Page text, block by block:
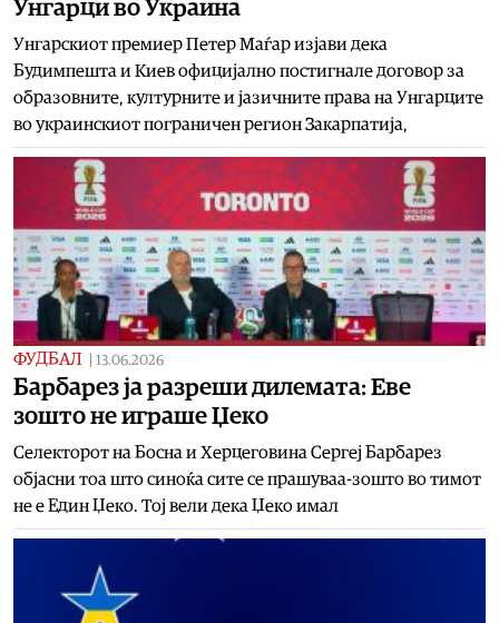
Унгарци во Украина
Унгарскиот премиер Петер Маѓар изјави дека
Будимпешта и Киев официјално постигнале договор за
образовните, културните и јазичните права на Унгарците
во украинскиот пограничен регион Закарпатија,
ФУДБАЛ 13.06.2026
Барбарез ја разреши дилемата: Еве
зошто не играше Џеко
Селекторот на Босна и Херцеговина Сергеј Барбарез
објасни тоа што синоќа сите се прашуваа-зошто во тимот
не е Един Џеко. Тој вели дека Џеко имал